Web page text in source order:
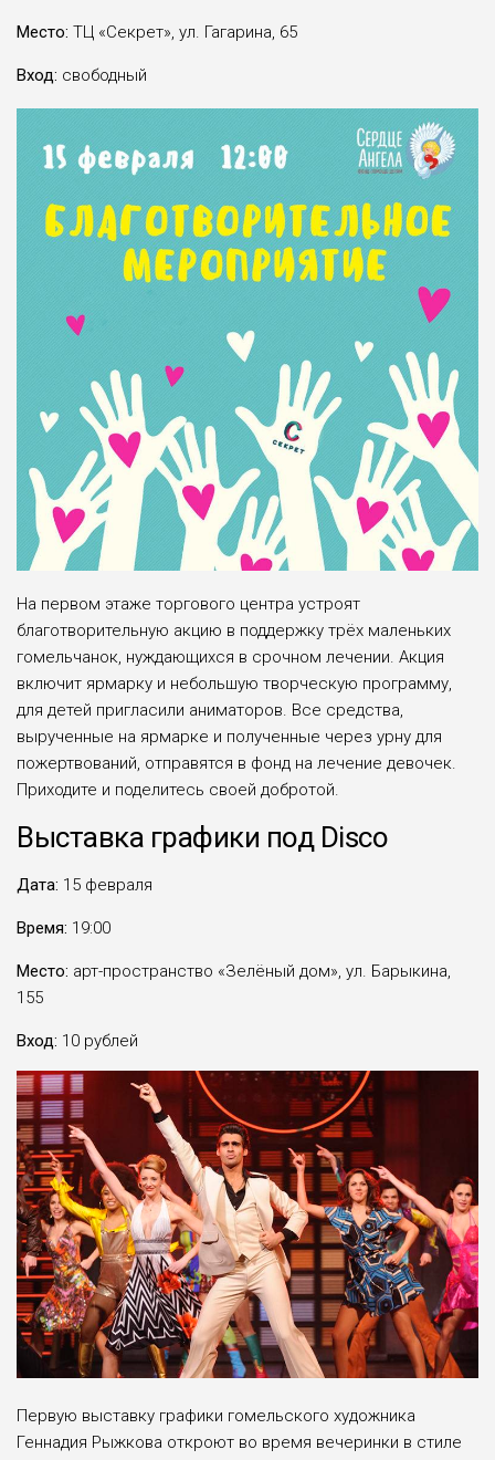
Место: ТЦ «Секрет», ул. Гагарина, 65
Вход: свободный
На первом этаже торгового центра устроят
благотворительную акцию в поддержку трёх маленьких
гомельчанок, нуждающихся в срочном лечении. Акция
включит ярмарку и небольшую творческую программу,
для детей пригласили аниматоров. Все средства,
вырученные на ярмарке и полученные через урну для
пожертвований, отправятся в фонд на лечение девочек.
Приходите и поделитесь своей добротой.
Выставка графики под Disco
Дата: 15 февраля
Время: 19:00
Место: арт-пространство «Зелёный дом», ул. Барыкина,
155
Вход: 10 рублей
Первую выставку графики гомельского художника
Геннадия Рыжкова откроют во время вечеринки в стиле